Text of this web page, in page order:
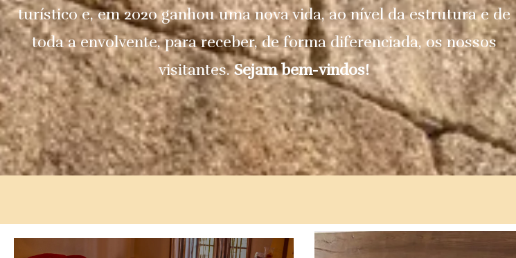
turístico e, em 2020 ganhou uma nova vida, ao nível da estrutura e de
toda a envolvente, para receber, de forma diferenciada, os nossos
visitantes.Sejam bem-vindos!